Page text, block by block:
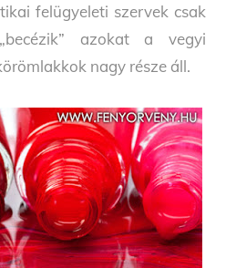
felügyeleti szervek csak
azokat a vegyi
nagy része áll.